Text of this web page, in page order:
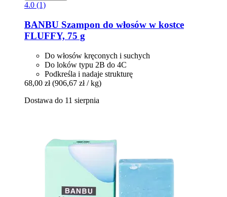
4.0 (1)
BANBU Szampon do włosów w kostce
FLUFFY, 75 g
Do włosów kręconych i suchych
Do loków typu 2B do 4C
Podkreśla i nadaje strukturę
68,00 zł (906,67 zł / kg)
Dostawa do 11 sierpnia